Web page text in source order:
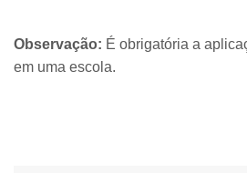
Observação: É obrigatória a
em uma escola.